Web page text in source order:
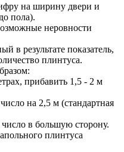
на ширину двери и
пола).
неровности
в результате показатель,
плинтуса.
прибавить 1,5 - 2 м
на 2,5 м (стандартная
в большую сторону.
плинтуса